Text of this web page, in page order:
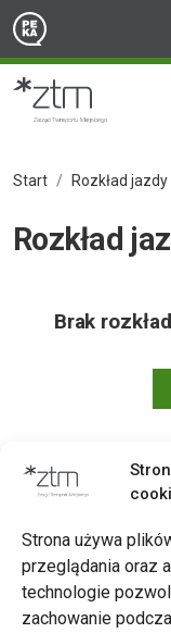
Strona używa
przeglądania oraz
technologie
zachowanie
Start Rozkład jazdy
Rozkład
Brak
Zarząd